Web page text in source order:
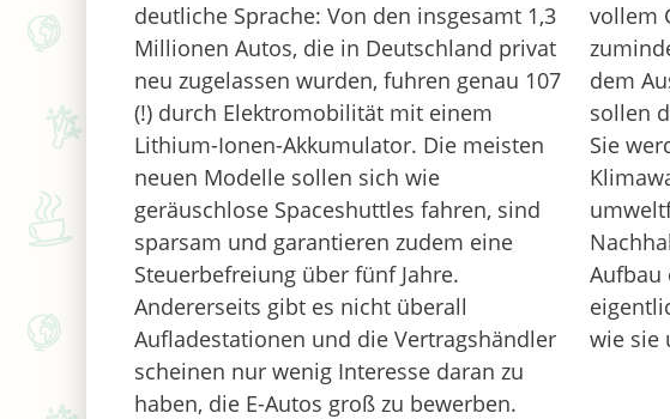
deutliche Sprache: Von den insgesamt 1,3
Millionen Autos, die in Deutschland privat
neu zugelassen wurden, fuhren genau 107
(!) durch Elektromobilität mit einem
Lithium-Ionen-Akkumulator. Die meisten
neuen Modelle sollen sich wie
geräuschlose Spaceshuttles fahren, sind
sparsam und garantieren zudem eine
Steuerbefreiung über fünf Jahre.
Andererseits gibt es nicht überall
Aufladestationen und die Vertragshändler
scheinen nur wenig Interesse daran zu
haben, die E-Autos groß zu bewerben.
vollem
dem
sollen
Sie
Aufbau
wie sie